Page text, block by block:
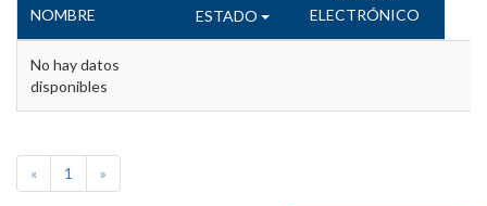
NOMBRE ESTADO
ELECTRÓNICO
No hay datos
disponibles
« 1 »